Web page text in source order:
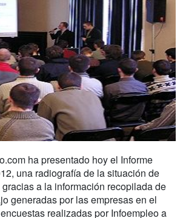
ha presentado hoy el Informe
una radiografía de la situación de
a la información recopilada de
generadas por las empresas en el
realizadas por Infoempleo a